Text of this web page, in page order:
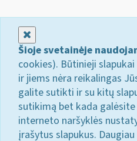
Šioje svetainėje
cookies). Būtinieji
ir jiems nėra reikalingas
galite sutikti ir su kitų
sutikimą bet kada
interneto naršyklės
įrašytus slapukus.